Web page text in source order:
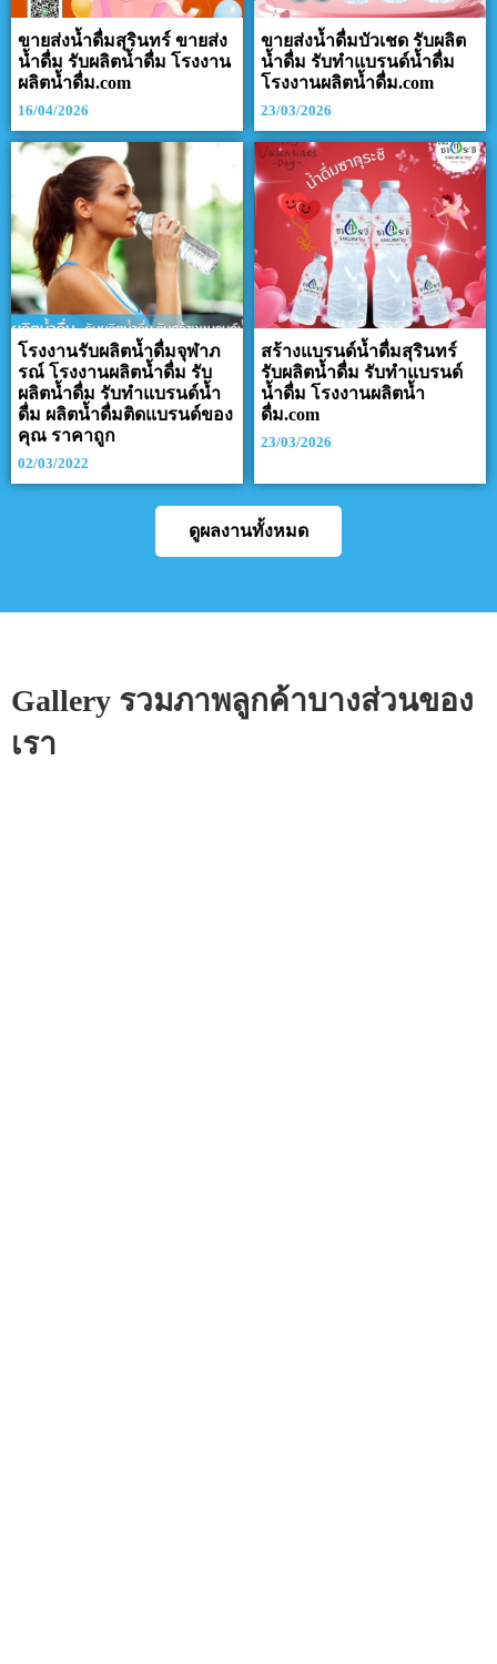
ขายส่งน้ำดื่มสุรินทร์ ขายส่ง
น้ำดื่ม รับผลิตน้ำดื่ม โรงงาน
ผลิตน้ำดื่ม.com
16/04/2026
ขายส่งน้ำดื่มบัวเชด รับผลิต
น้ำดื่ม รับทำแบรนด์น้ำดื่ม
โรงงานผลิตน้ำดื่ม.com
23/03/2026
โรงงานรับผลิตน้ำดื่มจุฬาภ
รณ์ โรงงานผลิตน้ำดื่ม รับ
ผลิตน้ำดื่ม รับทำแบรนด์น้ำ
ดื่ม ผลิตน้ำดื่มติดแบรนด์ของ
คุณ ราคาถูก
02/03/2022
สร้างแบรนด์น้ำดื่มสุรินทร์
รับผลิตน้ำดื่ม รับทำแบรนด์
น้ำดื่ม โรงงานผลิตน้ำ
ดื่ม.com
23/03/2026
ดูผลงานทั้งหมด
Gallery รวมภาพลูกค้าบางส่วนของ
เรา